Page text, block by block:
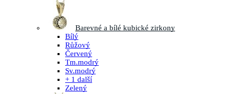
Barevné a bílé kubické zirkony
Bílý
Růžový
Červený
Tm.modrý
Sv.modrý
+ 1 další
Zelený